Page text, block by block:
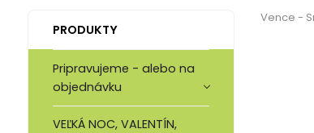
PRODUKTY
Pripravujeme - alebo na
objednávku
VEĽKÁ NOC, VALENTÍN,
Vence -